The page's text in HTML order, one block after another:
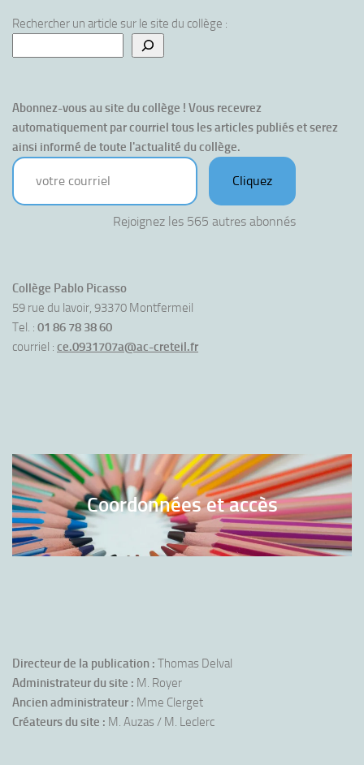
Rechercher un article sur le site du collège :
Abonnez-vous au site du collège ! Vous recevrez
automatiquement par courriel tous les articles publiés et serez
ainsi informé de toute l'actualité du collège.
votre courriel
Cliquez
Rejoignez les 565 autres abonnés
Collège Pablo Picasso
59 rue du lavoir, 93370 Montfermeil
Tel. : 01 86 78 38 60
courriel : ce.0931707a@ac-creteil.fr
Coordonnées et accès
Directeur de la publication : Thomas Delval
Administrateur du site : M. Royer
Ancien administrateur : Mme Clerget
Créateurs du site : M. Auzas / M. Leclerc